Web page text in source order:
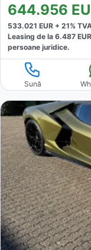
644.956
533.021 EUR + 21%
Leasing de la 6.487
persoane juridice.
Sună